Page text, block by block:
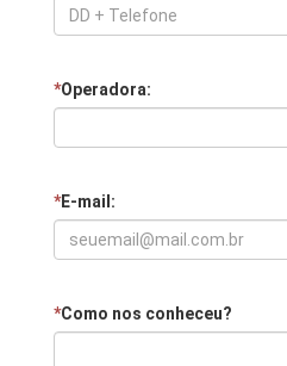
*Operadora:
*E-mail:
*Como nos conheceu?